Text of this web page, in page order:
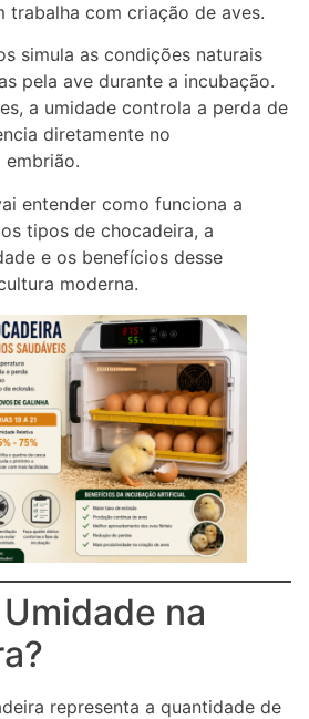
trabalha com criação de aves.
simula as condições naturais
pela ave durante a incubação.
a umidade controla a perda de
diretamente no
entender como funciona a
tipos de chocadeira, a
e os benefícios desse
moderna.
na
representa a quantidade de